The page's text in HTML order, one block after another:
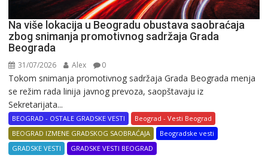
Na više lokacija u Beogradu obustava saobraćaja
zbog snimanja promotivnog sadržaja Grada
Beograda
31/07/2026 Alex 0
Tokom snimanja promotivnog sadržaja Grada Beograda menja
se režim rada linija javnog prevoza, saopštavaju iz
Sekretarijata...
BEOGRAD - OSTALE GRADSKE VESTI
Beograd - Vesti Beograd
BEOGRAD IZMENE GRADSKOG SAOBRAĆAJA
Beogradske vesti
GRADSKE VESTI
GRADSKE VESTI BEOGRAD